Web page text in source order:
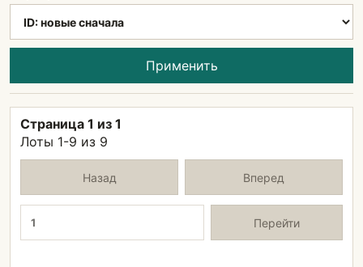
Применить
Страница 1 из 1
Лоты 1-9 из 9
Назад Вперед
Перейти